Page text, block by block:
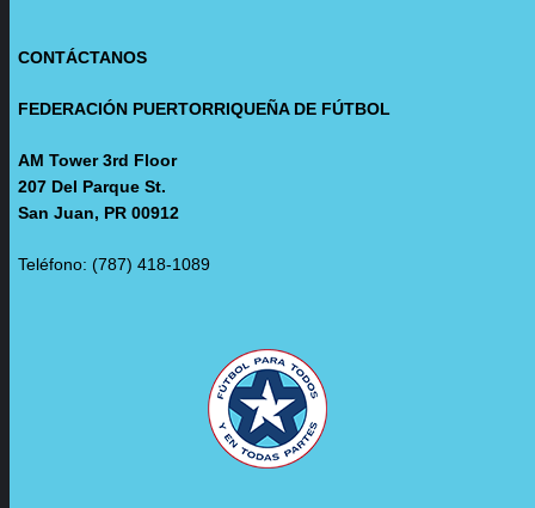
CONTÁCTANOS
FEDERACIÓN PUERTORRIQUEÑA DE FÚTBOL
AM Tower 3rd Floor
207 Del Parque St.
San Juan, PR 00912
Teléfono: (787) 418-1089